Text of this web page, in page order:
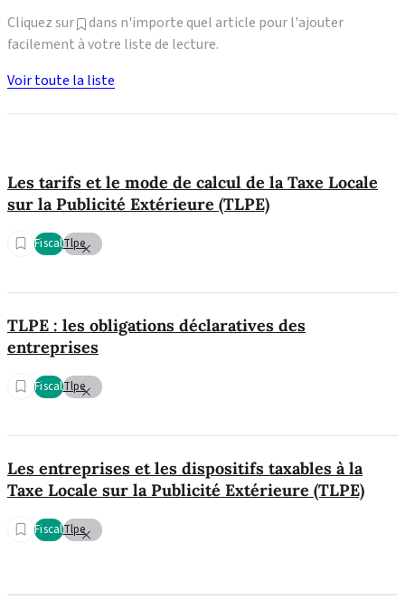
Les tarifs et le mode de calcul de la Taxe Locale
sur la Publicité Extérieure (TLPE)
FiscalTlpe
TLPE : les obligations déclaratives des
entreprises
FiscalTlpe
Les entreprises et les dispositifs taxables à la
Taxe Locale sur la Publicité Extérieure (TLPE)
FiscalTlpe
Cliquez sur
dans n'importe quel article pour l'ajouter
facilement à votre liste de lecture.
Voir toute la liste